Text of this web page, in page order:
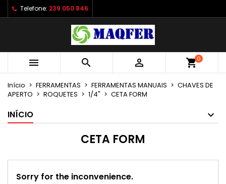
Telefone: 239 050 846
   shopping_cart0
Início FERRAMENTAS FERRAMENTAS MANUAIS
CHAVES DE
APERTO
ROQUETES 1/4" CETA FORM
INÍCIO
CETA FORM
Sorry for the inconvenience.
As minhas listas de desejos ×
Criar uma lista
((modalTitle)) ×
((confirmMessage))
Criar lista de desejos ×
Nome da lista de desejos
Cancelar Criar lista de desejos
Entrar ×
É necessário ter sessão iniciada para guardar
produtos na sua lista de desejos.
Cancelar Entrar